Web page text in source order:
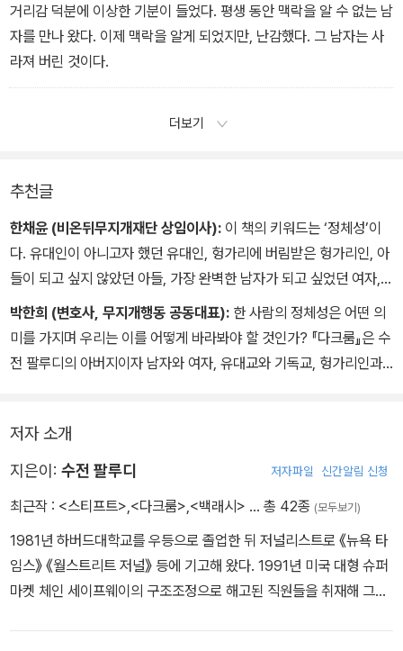
거리감 덕분에 이상한 기분이 들었다. 평생 동안 맥락을 알 수 없는 남
자를 만나 왔다. 이제 맥락을 알게 되었지만, 난감했다. 그 남자는 사
라져 버린 것이다.
더보기
추천글
한채윤 (비온뒤무지개재단 상임이사): 이 책의 키워드는 ‘정체성’이
다. 유대인이 아니고자 했던 유대인, 헝가리에 버림받은 헝가리인, 아
들이 되고 싶지 않았던 아들, 가장 완벽한 남자가 되고 싶었던 여자,
여자임을 숨겨야 했던 남자…. 종교, 인종, 성별 등 우리가 곧잘 분류
하고 싶어 하는 항목들은 눈속임 거리일 뿐, 사실 본질이 아니다. 순수
하고 안정된 정체성이란 차별과 배제, 폭력 없이 작동하지 않는다. 우
에게 필요한 이분법은 삶과 죽음, 단 하나뿐이다. 그걸 깨닫는 것만으
박한희 (변호사, 무지개행동 공동대표): 한 사람의 정체성은 어떤 의
미를 가지며 우리는 이를 어떻게 바라봐야 할 것인가? 『다크룸』은 수
전 팔루디의 아버지이자 남자와 여자, 유대교와 기독교, 헝가리인과
있다. 단지 트랜스 여성이라는 한 단어만으로는 표현할 수 없는 스테
파니의 삶을 통해 저자는 개인의 정체성이라는 것이 단지 하나의 고
있다. 젠더, 종교, 민족, 문화 등 다양한 경계를 넘나들며 살아가는 인
간에 대한 이해를 넓히고 싶은 모든 이에게 이 책을 추천한다.
저자 소개
지은이: 수전 팔루디 저자파일 신간알림 신청
최근작 : <스티프트> <다크룸> <백래시> … 총 42종 (모두보기)
1981년 하버드대학교를 우등으로 졸업한 뒤 저널리스트로 《뉴욕 타
임스》 《월스트리트 저널》 등에 기고해 왔다. 1991년 미국 대형 슈퍼
마켓 체인 세이프웨이의 구조조정으로 해고된 직원들을 취재해 그해